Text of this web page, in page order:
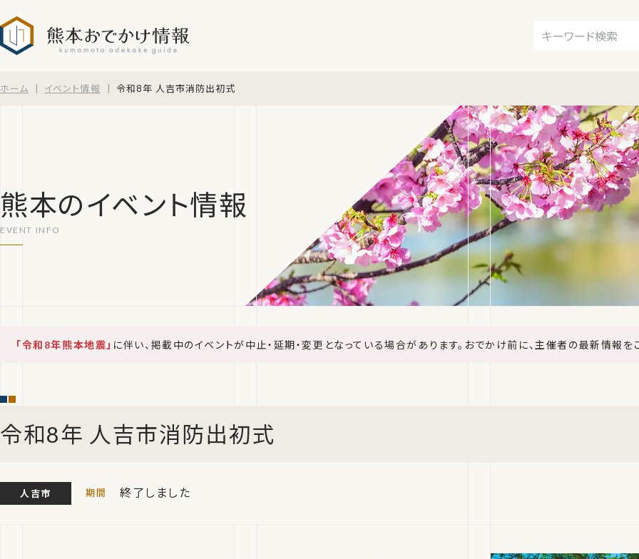
ホーム イベント情報 令和8年 人吉市消防出初式
熊本のイベント情報
「令和8年熊本地震」 に伴い、掲載中のイベントが中止・延期・変更となっている場合があります。おでかけ前に、主催者の最新情報を
令和8年 人吉市消防出初式
人吉市 終了しました